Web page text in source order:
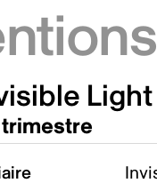
trimestre